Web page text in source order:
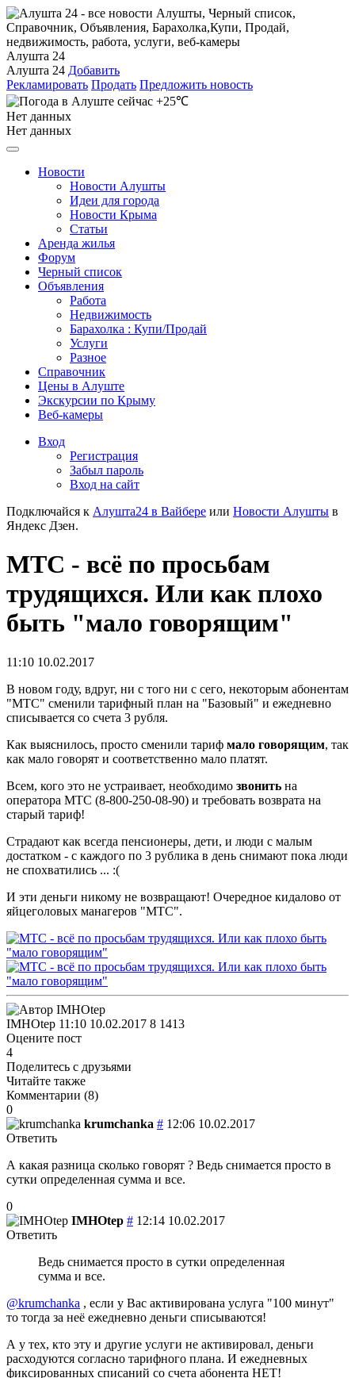
Алушта 24
Алушта 24 Добавить
Рекламировать Продать Предложить новость
+25℃
Нет данных
Нет данных
Новости
Новости Алушты
Идеи для города
Новости Крыма
Статьи
Аренда жилья
Форум
Черный список
Объявления
Работа
Недвижимость
Барахолка : Купи/Продай
Услуги
Разное
Справочник
Цены в Алуште
Экскурсии по Крыму
Веб-камеры
Вход
Регистрация
Забыл пароль
Вход на сайт
Подключайся к Алушта24 в Вайбере или Новости Алушты в
Яндекс Дзен.
МТС - всё по просьбам
трудящихся. Или как плохо
быть "мало говорящим"
11:10 10.02.2017
В новом году, вдруг, ни с того ни с сего, некоторым абонентам
"МТС" сменили тарифный план на "Базовый" и ежедневно
списывается со счета 3 рубля.
Как выяснилось, просто сменили тариф мало говорящим, так
как мало говорят и соответственно мало платят.
Всем, кого это не устраивает, необходимо звонить на
оператора МТС (8-800-250-08-90) и требовать возврата на
старый тариф!
Страдают как всегда пенсионеры, дети, и люди с малым
достатком - с каждого по 3 рублика в день снимают пока люди
не спохватились ... :(
И эти деньги никому не возвращают! Очередное кидалово от
яйцеголовых манагеров "МТС".
IMHOtep 11:10 10.02.2017 8 1413
Оцените пост
4
Поделитесь с друзьями
Читайте также
Комментарии (8)
0
krumchanka # 12:06 10.02.2017
Ответить
А какая разница сколько говорят ? Ведь снимается просто в
сутки определенная сумма и все.
0
IMHOtep # 12:14 10.02.2017
Ответить
Ведь снимается просто в сутки определенная
сумма и все.
@krumchanka , если у Вас активирована услуга "100 минут"
то тогда за неё ежедневно деньги списываются!
А у тех, кто эту и другие услуги не активировал, деньги
расходуются согласно тарифного плана. И ежедневных
фиксированных списаний со счета абонента НЕТ!